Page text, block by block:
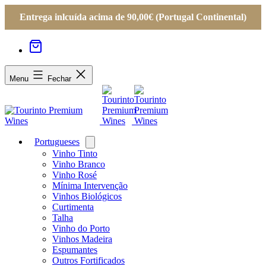
Entrega inlcuída acima de 90,00€ (Portugal Continental)
Menu Fechar
Portugueses
menu
Vinho Tinto
Vinho Branco
Vinho Rosé
Mínima Intervenção
Vinhos Biológicos
Curtimenta
Talha
Vinho do Porto
Vinhos Madeira
Espumantes
Outros Fortificados